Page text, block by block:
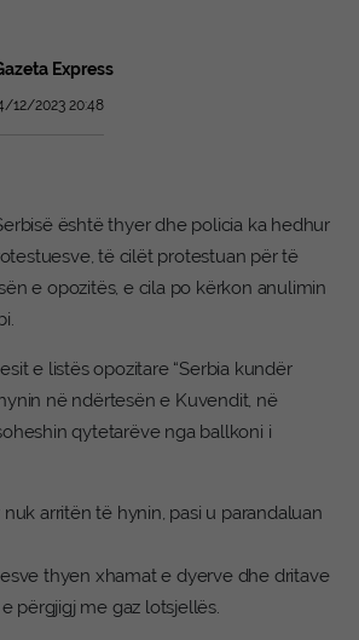
Express
12/2023 20:48
është thyer dhe policia ka hedhur
të cilët protestuan për të
e opozitës, e cila po kërkon anulimin
e listës opozitare “Serbia kundër
në ndërtesën e Kuvendit, në
qytetarëve nga ballkoni i
arritën të hynin, pasi u parandaluan
thyen xhamat e dyerve dhe dritave
përgjigj me gaz lotsjellës.